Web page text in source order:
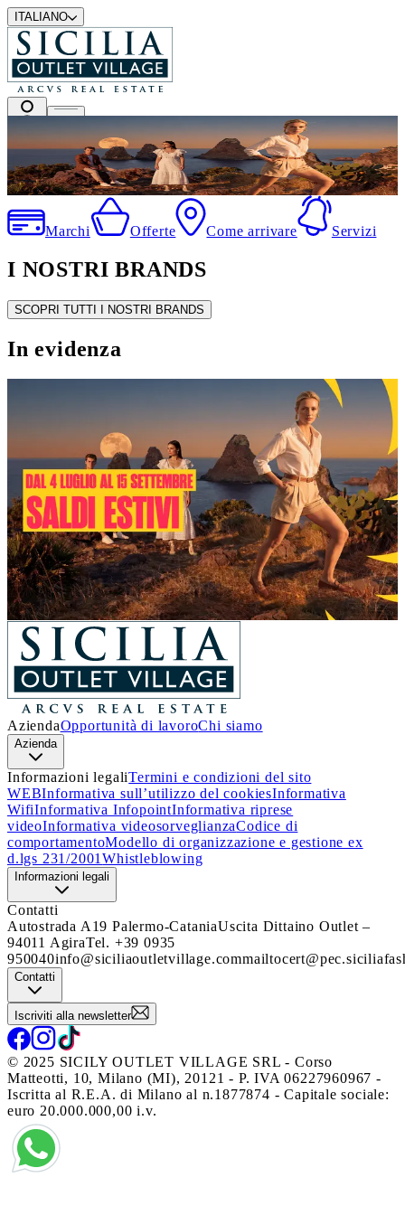
ITALIANO
I migliori marchi a prezzi outlet
Marchi Offerte Come arrivare Servizi
I NOSTRI BRANDS
SCOPRI TUTTI I NOSTRI BRANDS
In evidenza
Un’estate piena di occasioni!
Dal 4 luglio al 15 settembre, aSicilia Outlet Village
arrivano iSaldi: nei negozi delle migliori firme italiane e
internazionali, troverai incredibili sconti sui prezzi outlet.
Approfitta di questa incredibile opportunità e lasciati
ispirare.
Ti aspettiamo!
Scopri i dettagli
AziendaOpportunità di lavoroChi siamo
Azienda
Informazioni legaliTermini e condizioni del sito
WEBInformativa sull’utilizzo del cookiesInformativa
WifiInformativa InfopointInformativa riprese
videoInformativa videosorveglianzaCodice di
comportamentoModello di organizzazione e gestione ex
d.lgs 231/2001Whistleblowing
Informazioni legali
Contatti
Autostrada A19 Palermo-CataniaUscita Dittaino Outlet –
94011 AgiraTel. +39 0935
950040info@siciliaoutletvillage.com
Contatti
Iscriviti alla newsletter
© 2025 SICILY OUTLET VILLAGE SRL - Corso
Matteotti, 10, Milano (MI), 20121 - P. IVA 06227960967 -
Iscritta al R.E.A. di Milano al n.1877874 - Capitale sociale:
euro 20.000.000,00 i.v.